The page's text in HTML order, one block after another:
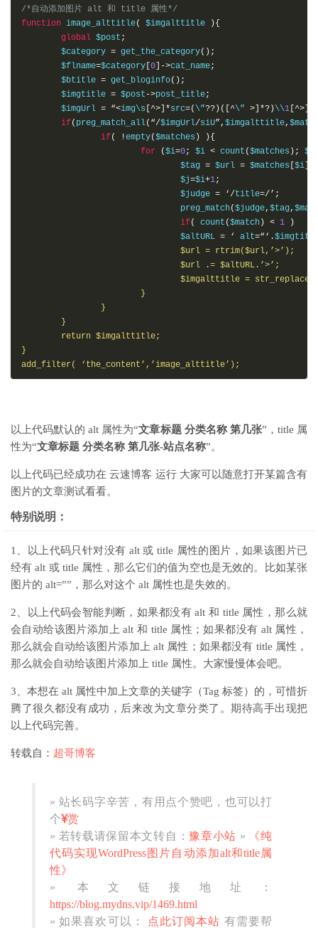
/*自动添加图片 alt 和 title 属性*/
function image_alttitle( $imgalttitle
){
global $post ;
$category = get_the_category();
$flname=$category [0]->cat_name;
$btitle = get_bloginfo();
$imgtitle = $post ->post_title;
$imgUrl = “<img\s [^>]*src=( \”??)([^\” >]*?)\\1
if( preg_match_all(“/$imgUrl/siU”, $imgalttitle,
if( !empty($matches )
){
for
($i=0; $i < count ($matches ); $i
$tag = $url = $matches [$i][
$j=$i+1;
$judge = ‘/title=/’;
preg_match($judge, $tag,
if( count ($match) < 1
)
$altURL = ‘ alt=“‘.
$url = rtrim($url,’>’);
$url .= $altURL.’>’;
$imgalttitle =
}
}
}
return $imgalttitle;
}
add_filter( ‘the_content’,’image_alttitle’);
以上代码默认的 alt 属性为“文章标题 分类名称 第几张”，title 属
性为“文章标题 分类名称 第几张-站点名称”。
以上代码已经成功在 云速博客 运行 大家可以随意打开某篇含有
图片的文章测试看看。
特别说明：
1、以上代码只针对没有 alt 或 title 属性的图片，如果该图片已
经有 alt 或 title 属性，那么它们的值为空也是无效的。比如某张
图片的 alt=””，那么对这个 alt 属性也是失效的。
2、以上代码会智能判断，如果都没有 alt 和 title 属性，那么就
会自动给该图片添加上 alt 和 title 属性；如果都没有 alt 属性，
那么就会自动给该图片添加上 alt 属性；如果都没有 title 属性，
那么就会自动给该图片添加上 title 属性。大家慢慢体会吧。
3、本想在 alt 属性中加上文章的关键字（Tag 标签）的，可惜折
腾了很久都没有成功，后来改为文章分类了。期待高手出现把
以上代码完善。
转载自： 超哥博客
» 站长码字辛苦，有用点个赞吧，也可以打
个 赏
» 若转载请保留本文转自：豫章小站 »
《纯
代码实现WordPress图片自动添加alt和title属
性》
» 本文链接地址：
https://blog.mydns.vip/1469.html
» 如果喜欢可以：
点此订阅本站 有需要帮